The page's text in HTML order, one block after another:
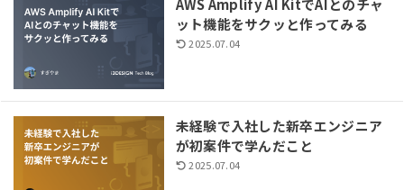
AWS Amplify AI KitでAIとのチャ
ット機能をサクッと作ってみる
2025.07.04
未経験で入社した新卒エンジニア
が初案件で学んだこと
2025.07.04